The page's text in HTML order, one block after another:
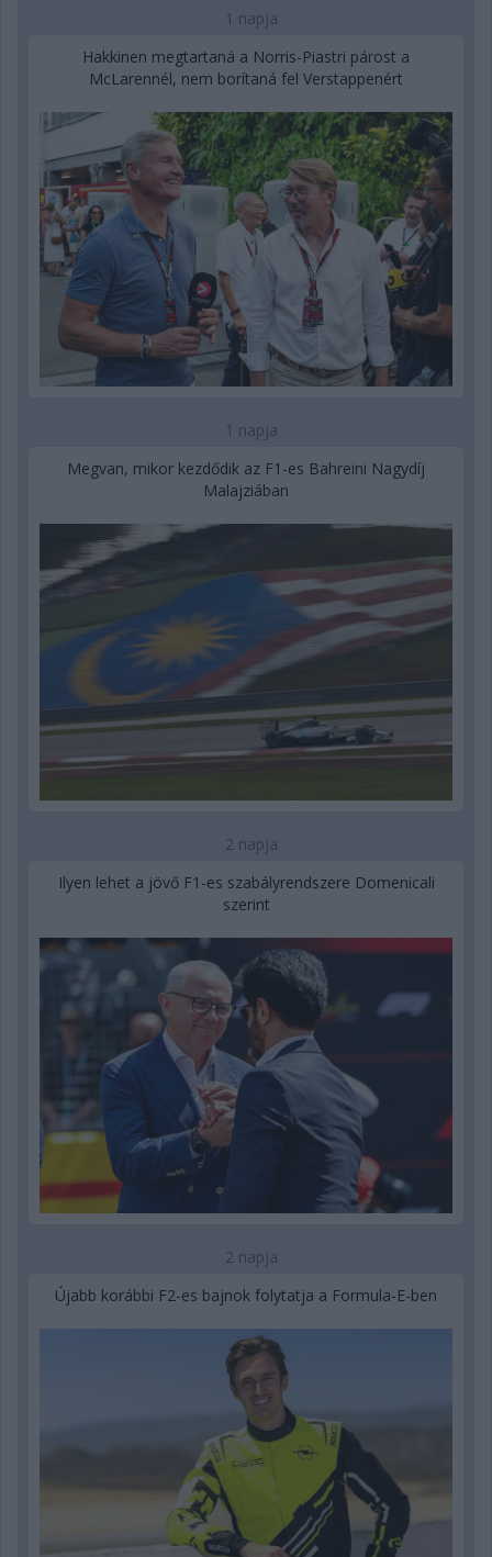
1 napja
Hakkinen megtartaná a Norris-Piastri párost a
McLarennél, nem borítaná fel Verstappenért
1 napja
Megvan, mikor kezdődik az F1-es Bahreini Nagydíj
Malajziában
2 napja
Ilyen lehet a jövő F1-es szabályrendszere Domenicali
szerint
2 napja
Újabb korábbi F2-es bajnok folytatja a Formula-E-ben